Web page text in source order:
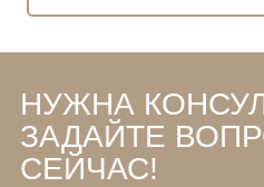
НУЖНА
ЗАДАЙТЕ
СЕЙЧАС!